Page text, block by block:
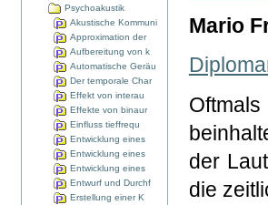
Psychoakustik
Akustische Kommuni
Approximation der
Aufbereitung von k
Automatische Geräu
Der temporale Char
Effekt von interau
Effekte von binaur
Einfluss tieffrequ
Entwicklung eines
Entwicklung eines
Entwicklung eines
Entwurf und Durchf
Erstellung einer K
Mario
der
die